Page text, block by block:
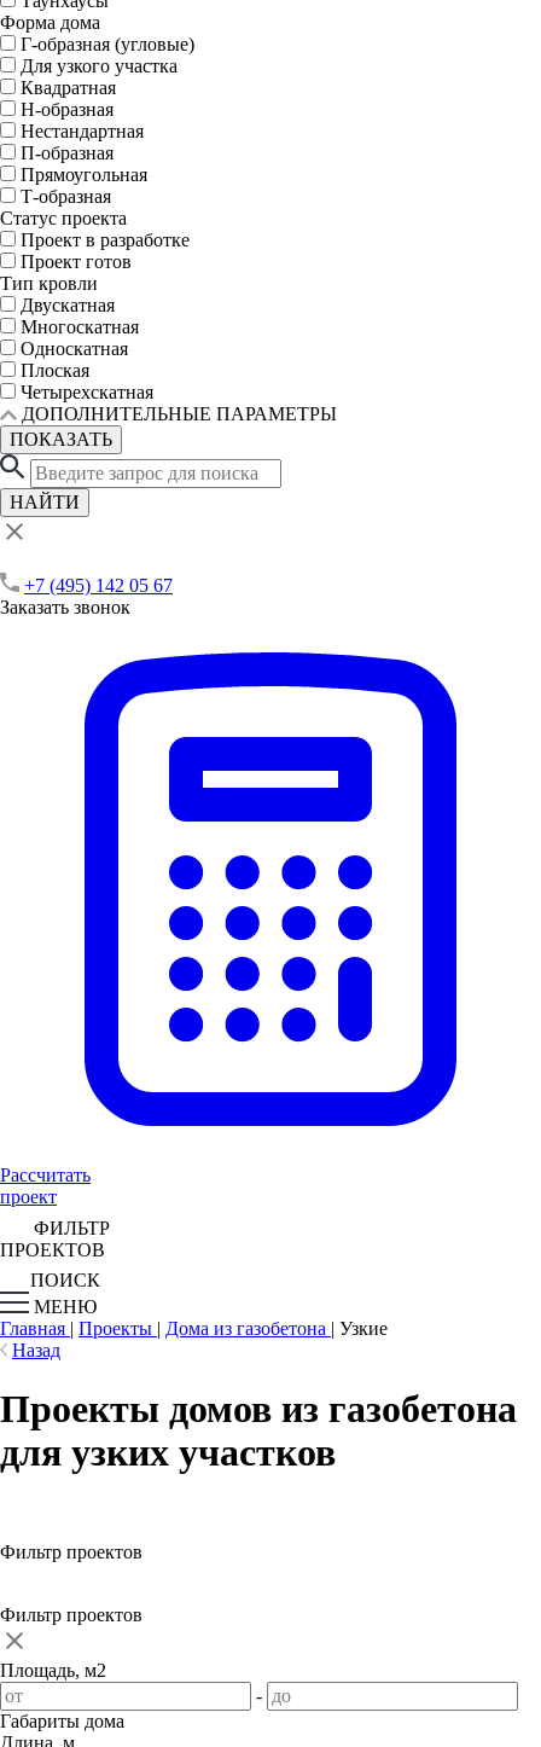
Форма дома
Г-образная (угловые)
Для узкого участка
Квадратная
Н-образная
Нестандартная
П-образная
Прямоугольная
Т-образная
Статус проекта
Проект в разработке
Проект готов
Тип кровли
Двускатная
Многоскатная
Односкатная
Плоская
Четырехскатная
ДОПОЛНИТЕЛЬНЫЕ ПАРАМЕТРЫ
ПОКАЗАТЬ
НАЙТИ
+7 (495) 142 05 67
Заказать звонок
Рассчитать
проект
ФИЛЬТР
ПРОЕКТОВ
ПОИСК
МЕНЮ
Главная | Проекты | Дома из газобетона | Узкие
Назад
Проекты домов из газобетона
для узких участков
Фильтр проектов
Фильтр проектов
Площадь, м2
-
Габариты дома
Длина, м